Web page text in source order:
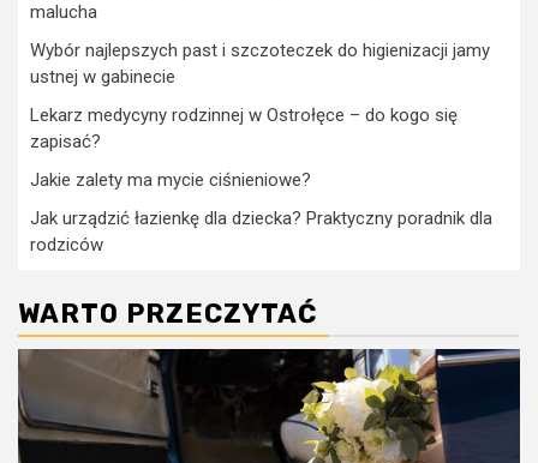
malucha
Wybór najlepszych past i szczoteczek do higienizacji jamy
ustnej w gabinecie
Lekarz medycyny rodzinnej w Ostrołęce – do kogo się
zapisać?
Jakie zalety ma mycie ciśnieniowe?
Jak urządzić łazienkę dla dziecka? Praktyczny poradnik dla
rodziców
WARTO PRZECZYTAĆ